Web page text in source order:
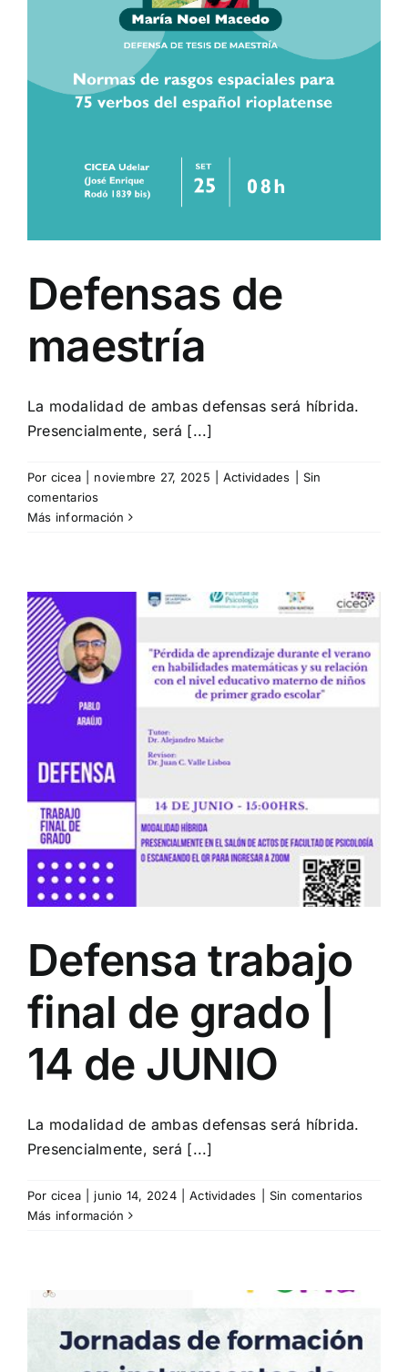
Defensas de
maestría
La modalidad de ambas defensas será híbrida.
Presencialmente, será [...]
Por cicea noviembre 27, 2025 Actividades
Sin
comentarios
Más información
Defensa trabajo
final de grado |
14 de JUNIO
La modalidad de ambas defensas será híbrida.
Presencialmente, será [...]
Por cicea junio 14, 2024 Actividades
Sin comentarios
Más información